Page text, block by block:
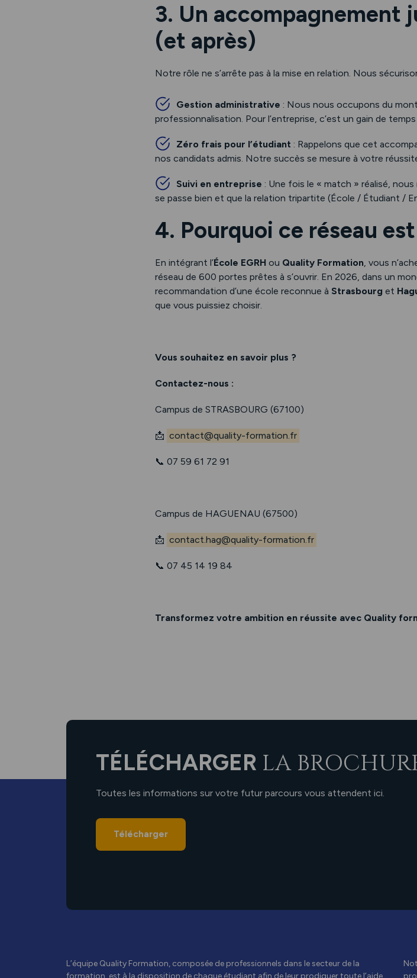
3. Un accompagnement
(et après)
Notre rôle ne s’arrête pas à la mise en relation. Nous
Gestion administrative : Nous nous occupons du
professionnalisation. Pour l’entreprise, c’est un gain de
Zéro frais pour l’étudiant : Rappelons que cet
nos candidats admis. Notre succès se mesure à votre
Suivi en entreprise : Une fois le « match » réalisé,
se passe bien et que la relation tripartite (École / Étudiant /
4. Pourquoi ce réseau
En intégrant l’École EGRH ou Quality Formation, vous
réseau de 600 portes prêtes à s’ouvrir. En 2026, dans un
recommandation d’une école reconnue à Strasbourg et
que vous puissiez choisir.
Vous souhaitez en savoir plus ?
Contactez-nous :
Campus de STRASBOURG (67100)
📩 contact@quality-formation.fr
📞 07 59 61 72 91
Campus de HAGUENAU (67500)
📩 contact.hag@quality-formation.fr
📞 07 45 14 19 84
Transformez votre ambition en réussite avec Quality
TÉLÉCHARGER LA
Toutes les informations sur votre futur parcours vous attendent ici.
Télécharger
L’équipe Quality Formation, composée de professionnels dans le secteur de la
formation, est à la disposition de chaque étudiant afin de leur prodiguer toute l’aide